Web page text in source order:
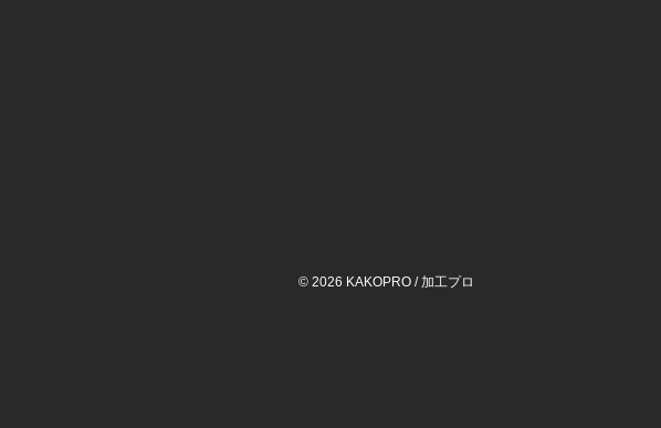
© 2026 KAKOPRO /加工プロ